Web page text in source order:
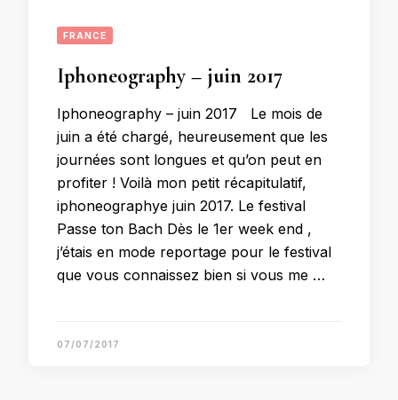
FRANCE
Iphoneography – juin 2017
Iphoneography – juin 2017 Le mois de
juin a été chargé, heureusement que les
journées sont longues et qu’on peut en
profiter ! Voilà mon petit récapitulatif,
iphoneographye juin 2017. Le festival
Passe ton Bach Dès le 1er week end ,
j’étais en mode reportage pour le festival
que vous connaissez bien si vous me …
07/07/2017